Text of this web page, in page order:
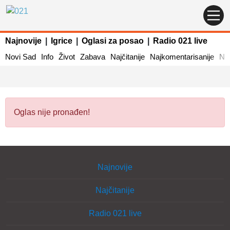
Najnovije Igrice Oglasi za posao
Radio 021 live
Novi Sad
Info Život Zabava Najčitanije Najkomentarisanije
Oglas nije pronađen!
Najnovije
Najčitanije
Radio 021 live